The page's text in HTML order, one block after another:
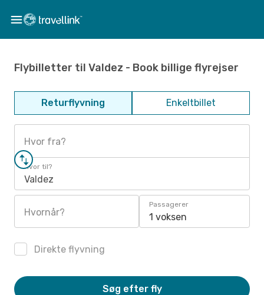
Flybilletter til Valdez - Book billige flyrejser
Returflyvning Enkeltbillet
Hvor fra?
Hvor til?
Valdez
Hvornår?
Passagerer
1 voksen
Direkte flyvning
Søg efter fly